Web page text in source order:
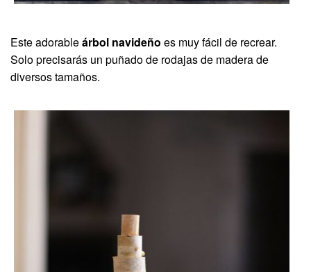
Este adorableárbol navideño es muy fácil de recrear.
Solo precisarás un puñado de rodajas de madera de
diversos tamaños.